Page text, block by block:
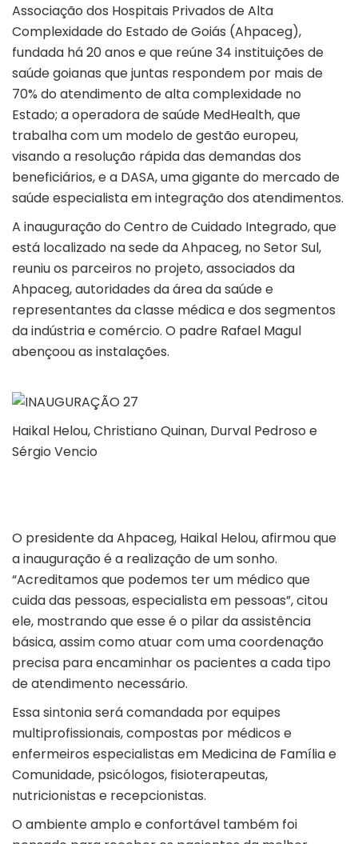
Associação dos Hospitais Privados de Alta
Complexidade do Estado de Goiás (Ahpaceg),
fundada há 20 anos e que reúne 34 instituições de
saúde goianas que juntas respondem por mais de
70% do atendimento de alta complexidade no
Estado; a operadora de saúde MedHealth, que
trabalha com um modelo de gestão europeu,
visando a resolução rápida das demandas dos
beneficiários, e a DASA, uma gigante do mercado de
saúde especialista em integração dos atendimentos.
A inauguração do Centro de Cuidado Integrado, que
está localizado na sede da Ahpaceg, no Setor Sul,
reuniu os parceiros no projeto, associados da
Ahpaceg, autoridades da área da saúde e
representantes da classe médica e dos segmentos
da indústria e comércio. O padre Rafael Magul
abençoou as instalações.
Haikal Helou, Christiano Quinan, Durval Pedroso e
Sérgio Vencio
O presidente da Ahpaceg, Haikal Helou, afirmou que
a inauguração é a realização de um sonho.
“Acreditamos que podemos ter um médico que
cuida das pessoas, especialista em pessoas”, citou
ele, mostrando que esse é o pilar da assistência
básica, assim como atuar com uma coordenação
precisa para encaminhar os pacientes a cada tipo
de atendimento necessário.
Essa sintonia será comandada por equipes
multiprofissionais, compostas por médicos e
enfermeiros especialistas em Medicina de Família e
Comunidade, psicólogos, fisioterapeutas,
nutricionistas e recepcionistas.
O ambiente amplo e confortável também foi